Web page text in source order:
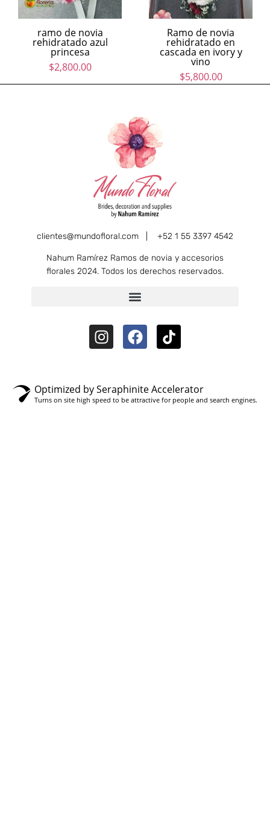
ramo de novia
rehidratado azul
princesa
$2,800.00
Ramo de novia
rehidratado en
cascada en ivory y
vino
$5,800.00
clientes@mundofloral.com | +52 1 55 3397 4542
Nahum Ramírez Ramos de novia y accesorios
florales 2024. Todos los derechos reservados.
Optimized by Seraphinite Accelerator
Turns on site high speed to be attractive for people and search engines.